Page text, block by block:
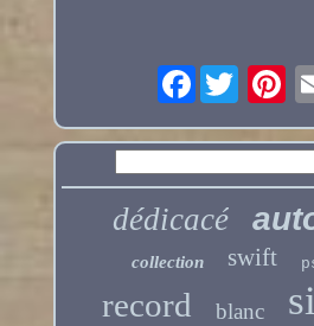
Facebook
dédicacé
collection swift
record blanc